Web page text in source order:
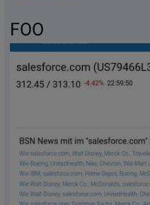
FOO